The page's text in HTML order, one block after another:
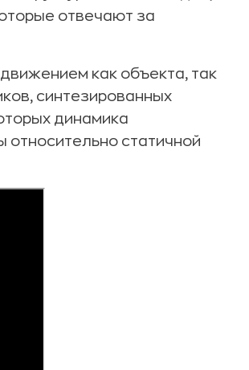
отвечают за
как объекта, так
синтезированных
динамика
относительно статичной